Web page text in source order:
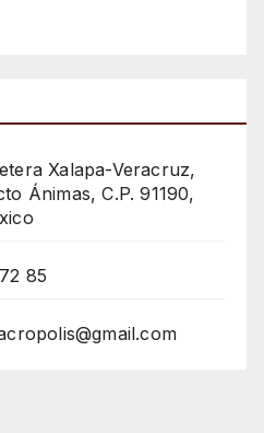
Xalapa-Veracruz,
Ánimas, C.P. 91190,
85